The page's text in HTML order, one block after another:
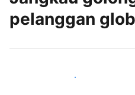
pelanggan
Tarik tetamu baru hari ini